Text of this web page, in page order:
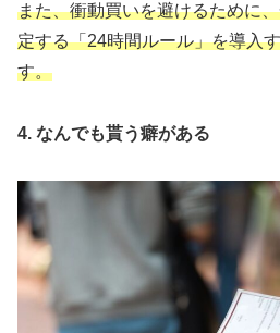
また、衝動買いを避けるために
定する「24時間ルール」を導入
す。
4. なんでも貰う癖がある